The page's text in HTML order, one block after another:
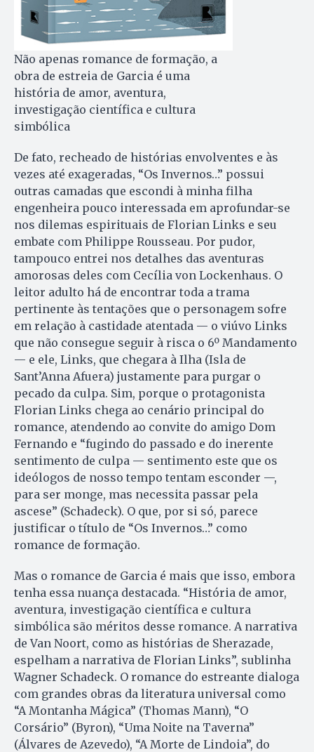
Não apenas romance de formação, a
obra de estreia de Garcia é uma
história de amor, aventura,
investigação científica e cultura
simbólica
De fato, recheado de histórias envolventes e às
vezes até exageradas, “Os Invernos…” possui
outras camadas que escondi à minha filha
engenheira pouco interessada em aprofundar-se
nos dilemas espirituais de Florian Links e seu
embate com Philippe Rousseau. Por pudor,
tampouco entrei nos detalhes das aventuras
amorosas deles com Cecília von Lockenhaus. O
leitor adulto há de encontrar toda a trama
pertinente às tentações que o personagem sofre
em relação à castidade atentada — o viúvo Links
que não consegue seguir à risca o 6º Mandamento
— e ele, Links, que chegara à Ilha (Isla de
Sant’Anna Afuera) justamente para purgar o
pecado da culpa. Sim, porque o protagonista
Florian Links chega ao cenário principal do
romance, atendendo ao convite do amigo Dom
Fernando e “fugindo do passado e do inerente
sentimento de culpa — sentimento este que os
ideólogos de nosso tempo tentam esconder —,
para ser monge, mas necessita passar pela
ascese” (Schadeck). O que, por si só, parece
justificar o título de “Os Invernos…” como
romance de formação.
Mas o romance de Garcia é mais que isso, embora
tenha essa nuança des­tacada. “História de amor,
aventura, investigação científica e cultura
simbólica são méritos desse romance. A narrativa
de Van Noort, como as histórias de Sherazade,
espelham a narrativa de Florian Links”, sublinha
Wagner Schadeck. O romance do estreante dialoga
com grandes obras da literatura universal como
“A Montanha Mágica” (Thomas Mann), “O
Corsário” (Byron), “Uma Noite na Taverna”
(Álvares de Azevedo), “A Morte de Lindoia”, do